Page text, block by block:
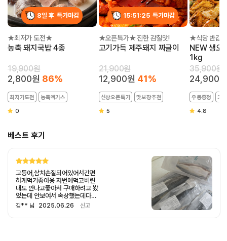
8일 후 특가마감
★최저가 도전★
농축 돼지국밥 4종
19,900원
2,800원 86%
최저가도전 농축엑기스
0
15:51:25 특가마감
★오픈특가★ 진한 감칠맛!
고기가득 제주돼지 짜글이
21,900원
12,900원 41%
신상오픈특가 맛보장추천
5
NEW 생오
1kg
35,900원
24,900
우동증정 35
4.8
베스트 후기
부모님댁에 보내드렸어요^^
k** 님 2025.04.09 신고